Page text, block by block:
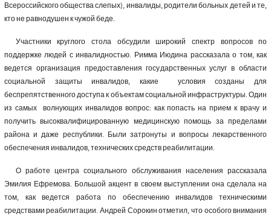
Всероссийского общества слепых), инвалиды, родители больных детей и те,
кто не равнодушен к чужой беде.
Участники круглого стола обсудили широкий спектр вопросов по
поддержке людей с инвалидностью. Римма Июдина рассказала о том, как
ведется организация предоставления государственных услуг в области
социальной защиты инвалидов, какие условия созданы для
беспрепятственного доступа к объектам социальной инфраструктуры. Один
из самых волнующих инвалидов вопрос: как попасть на прием к врачу и
получить высоквалифицированную медицинскую помощь за пределами
района и даже республики. Были затронуты и вопросы лекарственного
обеспечения инвалидов, технических средств реабилитации.
О работе центра социального обслуживания населения рассказала
Эмилия Ефремова. Большой акцент в своем выступлении она сделала на
том, как ведется работа по обеспечению инвалидов техническими
средствами реабилитации. Андрей Сорокин отметил, что особого внимания